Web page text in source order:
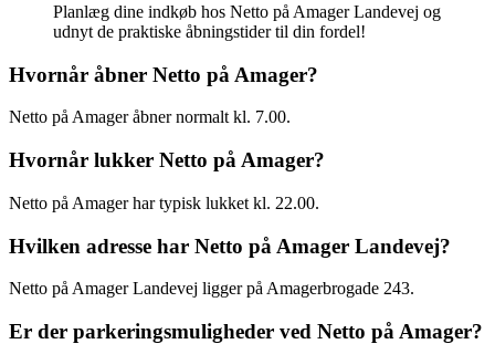
Planlæg dine indkøb hos Netto på Amager Landevej og
udnyt de praktiske åbningstider til din fordel!
Hvornår åbner Netto på Amager?
Netto på Amager åbner normalt kl. 7.00.
Hvornår lukker Netto på Amager?
Netto på Amager har typisk lukket kl. 22.00.
Hvilken adresse har Netto på Amager Landevej?
Netto på Amager Landevej ligger på Amagerbrogade 243.
Er der parkeringsmuligheder ved Netto på Amager?